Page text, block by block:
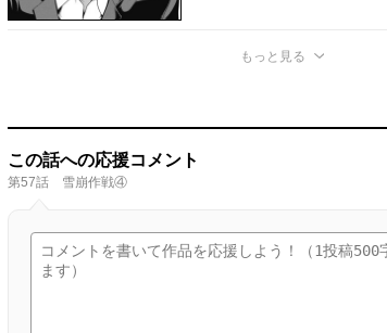
もっと見る
この話への応援コメント
第57話 雪崩作戦④